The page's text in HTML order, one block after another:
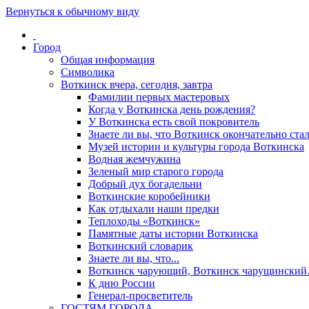
Вернуться к обычному виду
Город
Общая информация
Символика
Воткинск вчера, сегодня, завтра
Фамилии первых мастеровых
Когда у Воткинска день рождения?
У Воткинска есть свой покровитель
Знаете ли вы, что Воткинск окончательно
Музей истории и культуры города Воткинска
Водная жемчужина
Зеленый мир старого города
Добрый дух богадельни
Воткинские коробейники
Как отдыхали наши предки
Теплоходы «Воткинск»
Памятные даты истории Воткинска
Воткинский словарик
Знаете ли вы, что...
Воткинск чарующий, Воткинск
К дню России
Генерал-просветитель